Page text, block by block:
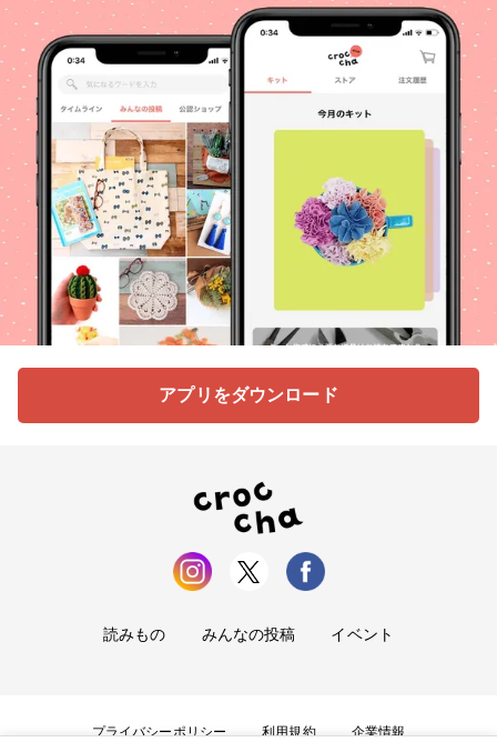
アプリをダウンロード
読みもの みんなの投稿 イベント
プライバシーポリシー 利用規約 企業情報